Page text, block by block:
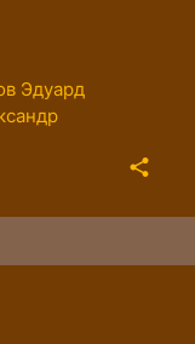
Эдуард